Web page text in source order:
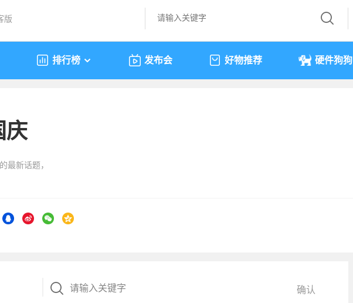
版
排行榜 发布会 好物推荐 硬件狗狗
庆
最新话题，